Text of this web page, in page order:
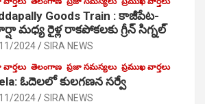
Goods Train : కాజీపేట-
మధ్య రైళ్ల రాకపోకలకు గ్రీన్ సిగ్నల్
2024 SIRA NEWS
తెలంగాణ ప్రజా సమస్యలు ప్రముఖ వార్తలు
ఓదెలలో కులగణన సర్వే
2024 SIRA NEWS